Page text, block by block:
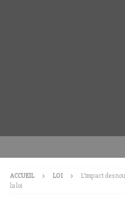
ACCUEIL LOI
L’impact des
la loi